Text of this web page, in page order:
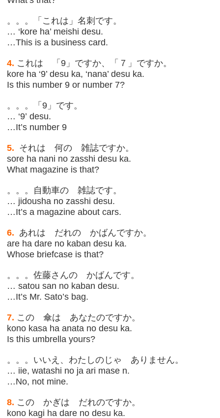
。。。「これは」名刺です。
… ‘kore ha’ meishi desu.
…This is a business card.
4. これは 「9」ですか、「７」ですか。
kore ha ‘9’ desu ka, ‘nana’ desu ka.
Is this number 9 or number 7?
。。。「9」です。
… ‘9’ desu.
…It’s number 9
5. それは 何の 雑誌ですか。
sore ha nani no zasshi desu ka.
What magazine is that?
。。。自動車の 雑誌です。
… jidousha no zasshi desu.
…It’s a magazine about cars.
6. あれは だれの かばんですか。
are ha dare no kaban desu ka.
Whose briefcase is that?
。。。佐藤さんの かばんです。
… satou san no kaban desu.
…It’s Mr. Sato’s bag.
7. この 傘は あなたのですか。
kono kasa ha anata no desu ka.
Is this umbrella yours?
。。。いいえ、わたしのじゃ ありません。
… iie, watashi no ja ari mase n.
…No, not mine.
8. この かぎは だれのですか。
kono kagi ha dare no desu ka.